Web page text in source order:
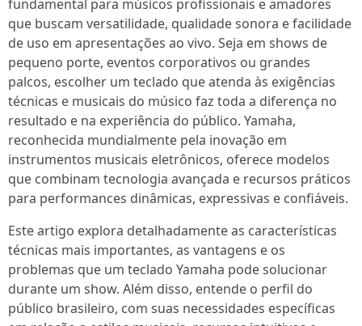
fundamental para músicos profissionais e amadores
que buscam versatilidade, qualidade sonora e facilidade
de uso em apresentações ao vivo. Seja em shows de
pequeno porte, eventos corporativos ou grandes
palcos, escolher um teclado que atenda às exigências
técnicas e musicais do músico faz toda a diferença no
resultado e na experiência do público. Yamaha,
reconhecida mundialmente pela inovação em
instrumentos musicais eletrônicos, oferece modelos
que combinam tecnologia avançada e recursos práticos
para performances dinâmicas, expressivas e confiáveis.
Este artigo explora detalhadamente as características
técnicas mais importantes, as vantagens e os
problemas que um teclado Yamaha pode solucionar
durante um show. Além disso, entende o perfil do
público brasileiro, com suas necessidades específicas